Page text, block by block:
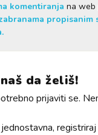
komentiranja na web
propisanim
da želiš!
prijaviti se.